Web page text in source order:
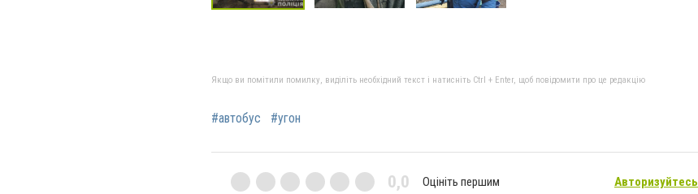
Якщо ви помітили помилку, виділіть необхідний текст і натисніть Ctrl + Enter, щоб повідомити про це редакцію
#автобус #угон
0,0 Оцініть першим Авторизуйтесь